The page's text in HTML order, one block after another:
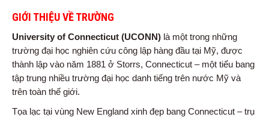
GIỚI THIỆU VỀ TRƯỜNG
University of Connecticut (UCONN) là một trong những
trường đại học nghiên cứu công lập hàng đầu tại Mỹ, được
thành lập vào năm 1881 ở Storrs, Connecticut – một tiểu bang
tập trung nhiều trường đại học danh tiếng trên nước Mỹ và
trên toàn thế giới.
Tọa lạc tại vùng New England xinh đẹp bang Connecticut – trụ